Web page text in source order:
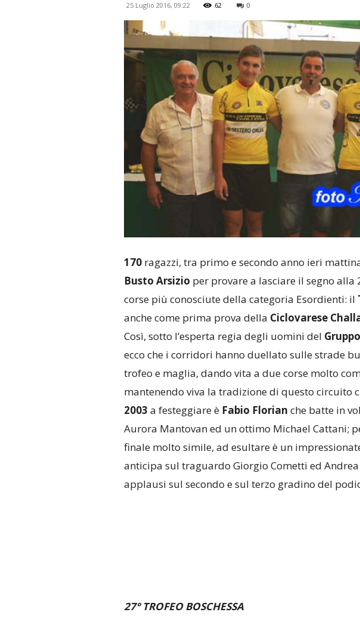
25 Luglio 2016, 09:22 62 0
170ragazzi, tra primo e secondo anno ieri
Busto Arsizio per provare a lasciare il segno
corse più conosciute della categoria Esordienti: il
anche come prima prova della Ciclovarese
Così, sotto l’esperta regia degli uomini del
ecco che i corridori hanno duellato sulle strade
trofeo e maglia, dando vita a due corse molto
mantenendo viva la tradizione di questo circuito
2003 a festeggiare è Fabio Florian che batte in
Aurora Mantovan ed un ottimo Michael Cattani;
finale molto simile, ad esultare è un
anticipa sul traguardo Giorgio Cometti ed
applausi sul secondo e sul terzo gradino del
27° TROFEO BOSCHESSA